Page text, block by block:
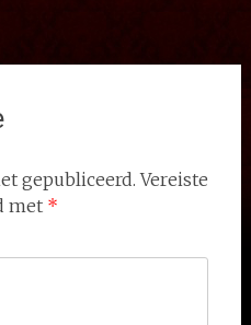
gepubliceerd. Vereiste
met *